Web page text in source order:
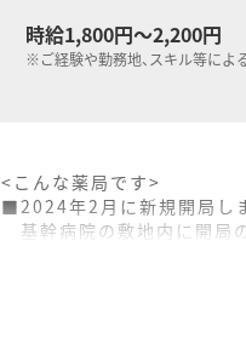
時給1,800円～2,200円
※ご経験や勤務地、スキル等によ
<こんな薬局です>
■2024年2月に新規開局し
基幹病院の敷地内に開局
■処方箋枚数は1日200枚程
■薬剤師は常勤6名在籍、